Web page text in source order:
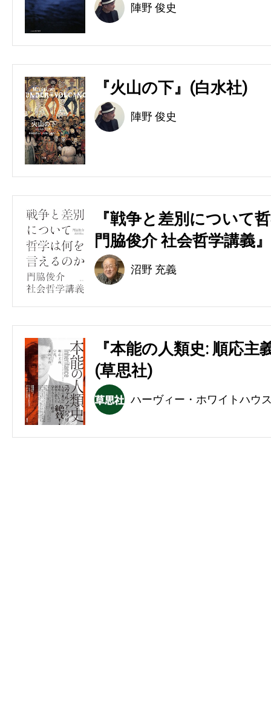
陣野 俊史
『火山の下』(白水社)
陣野 俊史
『戦争と差別について
門脇俊介 社会哲学講義
沼野 充義
『本能の人類史: 順応
(草思社)
ハーヴィー・ホワイトハウ